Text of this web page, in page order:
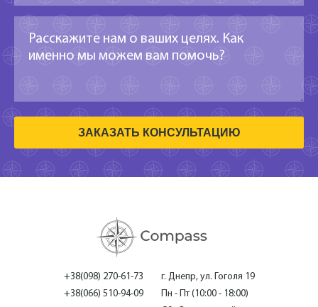
ЗАКАЗАТЬ КОНСУЛЬТАЦИЮ
+38(098) 270-61-73
+38(066) 510-94-09
г. Днепр, ул. Гоголя 19
Пн - Пт (10:00 - 18:00)